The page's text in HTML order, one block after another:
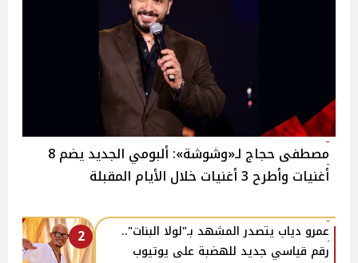
مصطفى حجاج لـ«وشوشة»: ألبومي الجديد يضم 8
أغنيات وأطرح 3 أغنيات خلال الأيام المقبلة
2
عمرو دياب يتصدر المشهد بـ"لولا البنات"..
رقم قياسي جديد للهضبة على يوتيوب